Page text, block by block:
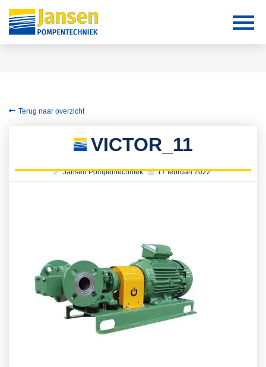
Terug naar overzicht
VICTOR_11
Jansen Pompentechniek 17 februari 2022